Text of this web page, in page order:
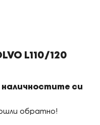
L110/120
си
обратно!